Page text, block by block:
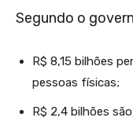
Segundo o
R$ 8,15 bilhões
pessoas físicas;
R$ 2,4 bilhões